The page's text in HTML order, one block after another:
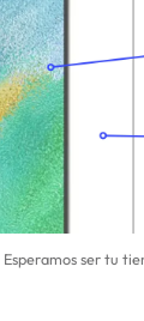
Esperamos ser tu